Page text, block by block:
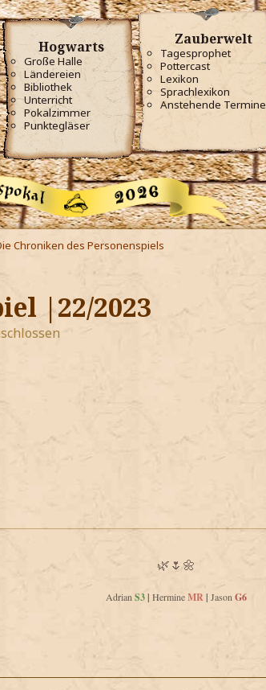
Hogwarts
Große Halle
Ländereien
Bibliothek
Unterricht
Pokalzimmer
Punktegläser
Zauberwelt
Tagesprophet
Pottercast
Lexikon
Sprachlexikon
Anstehende Termine
Chroniken des Personenspiels
|22/2023
🌿🌷🌼
AdrianS3| HermineMR| JasonG6